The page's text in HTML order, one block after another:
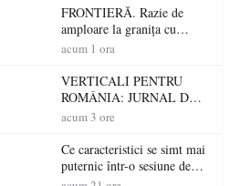
nu a avut niciodată permis
FRONTIERĂ. Razie de
amploare la granița cu
Ungaria! 800 de persoane și
verificate
acum 1 ora
VERTICALI PENTRU
ROMÂNIA: JURNAL DE
CĂLĂTORIE FIJET
acum 3 ore
Ce caracteristici se simt mai
puternic într-o sesiune de
distracție la sloturi online: